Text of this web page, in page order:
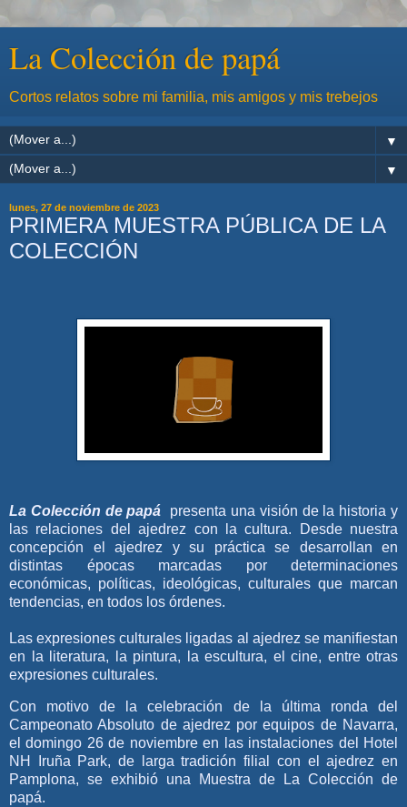
La Colección de papá
Cortos relatos sobre mi familia, mis amigos y mis trebejos
▼
▼
lunes, 27 de noviembre de 2023
PRIMERA MUESTRA PÚBLICA DE LA
COLECCIÓN
La Colección de papá presenta una visión de la historia y
las relaciones del ajedrez con la cultura. Desde nuestra
concepción el ajedrez y su práctica se desarrollan en
distintas épocas marcadas por determinaciones
económicas, políticas, ideológicas, culturales que marcan
tendencias, en todos los órdenes.
Las expresiones culturales ligadas al ajedrez se manifiestan
en la literatura, la pintura, la escultura, el cine, entre otras
expresiones culturales.
Con motivo de la celebración de la última ronda del
Campeonato Absoluto de ajedrez por equipos de Navarra,
el domingo 26 de noviembre en las instalaciones del Hotel
NH Iruña Park, de larga tradición filial con el ajedrez en
Pamplona, se exhibió una Muestra de La Colección de
papá.